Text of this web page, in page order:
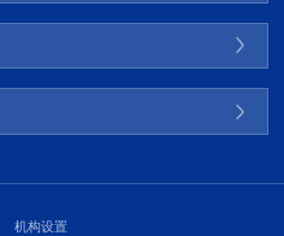
机构设置